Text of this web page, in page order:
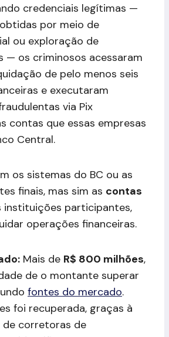
credenciais legítimas —
por meio de
ou exploração de
— os criminosos acessaram
de pelo menos seis
e executaram
via Pix
contas que essas empresas
Central.
os sistemas do BC ou as
finais, mas sim as contas
instituições participantes,
operações financeiras.
Mais de R$ 800 milhões,
de o montante superar
fontes do mercado.
foi recuperada, graças à
corretoras de